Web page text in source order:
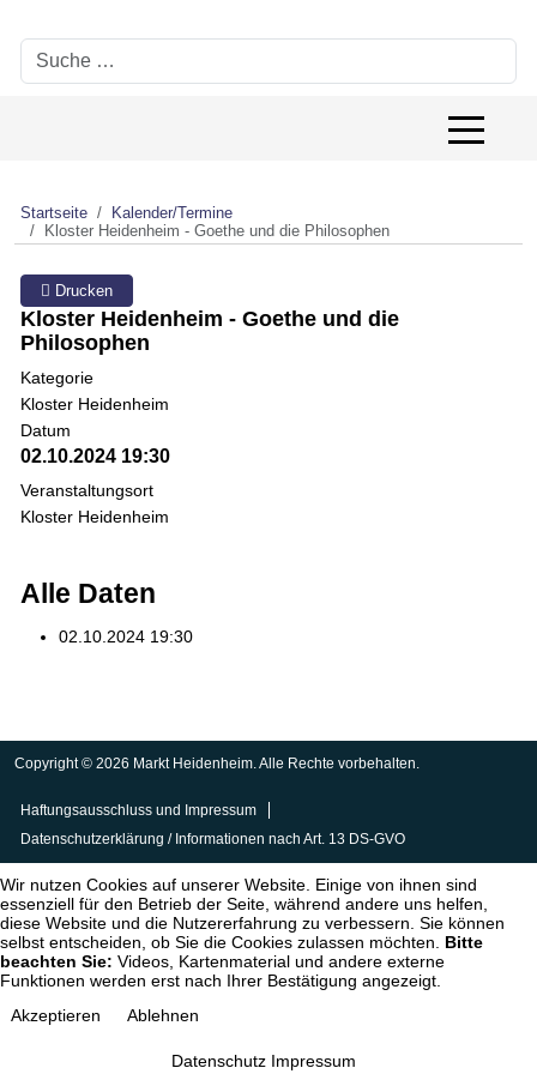
Suchen
Off-
Startseite
Kalender/Termine
Kloster Heidenheim - Goethe und die Philosophen
Drucken
Kloster Heidenheim - Goethe und die
Philosophen
Kategorie
Kloster Heidenheim
Datum
02.10.2024 19:30
Veranstaltungsort
Kloster Heidenheim
Alle Daten
02.10.2024 19:30
Copyright © 2026 Markt Heidenheim. Alle Rechte vorbehalten.
Haftungsausschluss und Impressum
Datenschutzerklärung / Informationen nach Art. 13 DS-GVO
Wir nutzen Cookies auf unserer Website. Einige von ihnen sind
essenziell für den Betrieb der Seite, während andere uns helfen,
diese Website und die Nutzererfahrung zu verbessern. Sie können
selbst entscheiden, ob Sie die Cookies zulassen möchten. Bitte
beachten Sie: Videos, Kartenmaterial und andere externe
Funktionen werden erst nach Ihrer Bestätigung angezeigt.
Akzeptieren
Ablehnen
Datenschutz Impressum